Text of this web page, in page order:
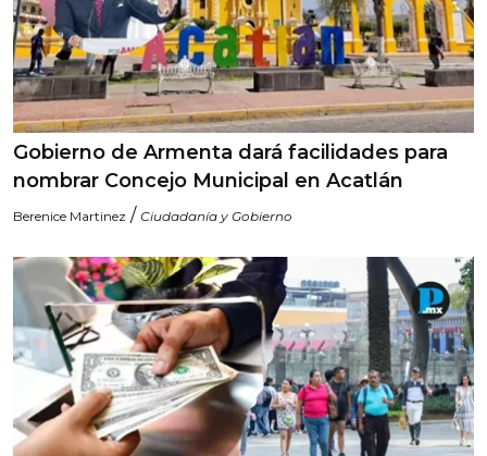
Gobierno de Armenta dará facilidades para
nombrar Concejo Municipal en Acatlán
Berenice Martinez / Ciudadanía y Gobierno